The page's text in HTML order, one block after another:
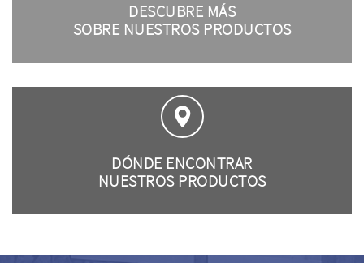
DESCUBRE MÁS
SOBRE NUESTROS PRODUCTOS
DÓNDE ENCONTRAR
NUESTROS PRODUCTOS